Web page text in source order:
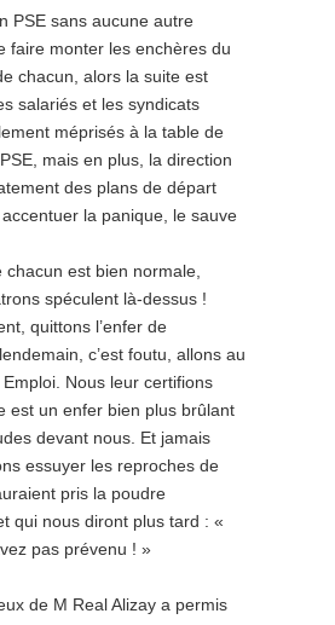
PSE sans aucune autre
faire monter les enchères du
chacun, alors la suite est
salariés et les syndicats
méprisés à la table de
mais en plus, la direction
des plans de départ
la panique, le sauve
chacun est bien normale,
spéculent là-dessus !
quittons l’enfer de
c’est foutu, allons au
Nous leur certifions
est un enfer bien plus brûlant
devant nous. Et jamais
essuyer les reproches de
pris la poudre
qui nous diront plus tard : «
pas prévenu ! »
de M Real Alizay a permis